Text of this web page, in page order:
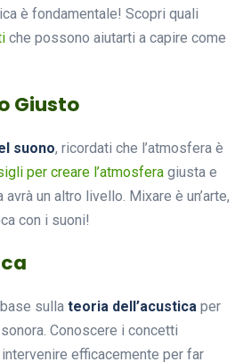
è fondamentale! Scopri quali
che possono aiutarti a capire come
Giusto
suono, ricordati che l’atmosfera è
per creare l’atmosfera giusta e
un altro livello. Mixare è un’arte,
con i suoni!
sulla teoria dell’acustica per
Conoscere i concetti
efficacemente per far